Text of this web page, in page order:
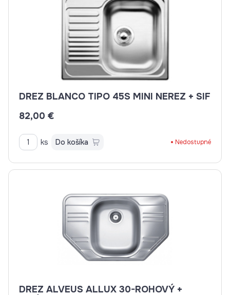
DREZ BLANCO TIPO 45S MINI NEREZ + SIF
82,00 €
ks Do košíka Nedostupné
DREZ ALVEUS ALLUX 30-ROHOVÝ +